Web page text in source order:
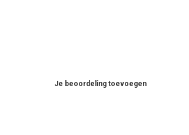
Je beoordeling toevoegen